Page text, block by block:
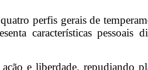
perfis gerais de
características pessoais
e liberdade, repudiando